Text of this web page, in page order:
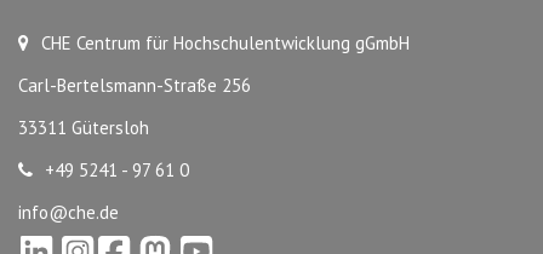
CHE Centrum für Hochschulentwicklung gGmbH
Carl-Bertelsmann-Straße 256
33311 Gütersloh
+49 5241 - 97 61 0
info@che.de